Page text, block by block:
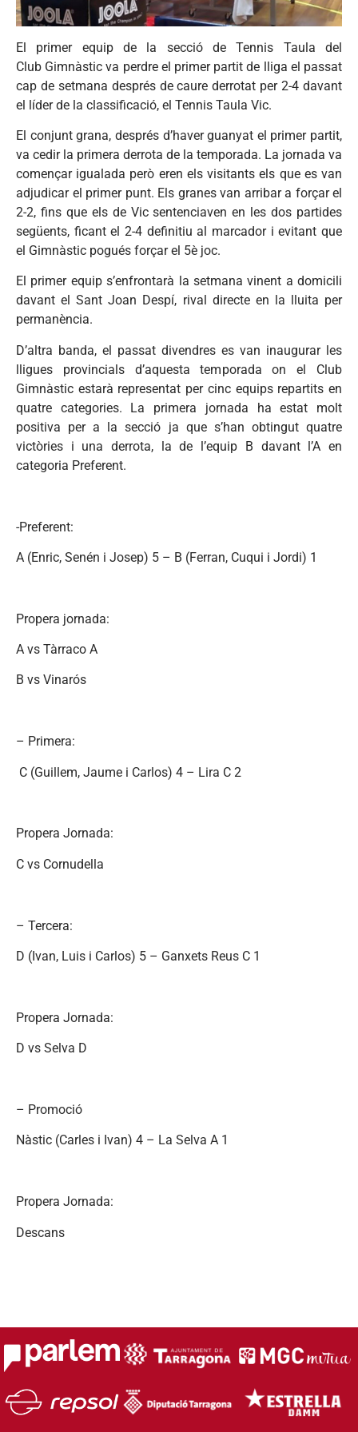
El primer equip de la secció de Tennis Taula del
Club Gimnàstic va perdre el primer partit de lliga el passat
cap de setmana després de caure derrotat per 2-4 davant
el líder de la classificació, el Tennis Taula Vic.
El conjunt grana, després d’haver guanyat el primer partit,
va cedir la primera derrota de la temporada. La jornada va
començar igualada però eren els visitants els que es van
adjudicar el primer punt. Els granes van arribar a forçar el
2-2, fins que els de Vic sentenciaven en les dos partides
següents, ficant el 2-4 definitiu al marcador i evitant que
el Gimnàstic pogués forçar el 5è joc.
El primer equip s’enfrontarà la setmana vinent a domicili
davant el Sant Joan Despí, rival directe en la lluita per
permanència.
D’altra banda, el passat divendres es van inaugurar les
lligues provincials d’aquesta temporada on el Club
Gimnàstic estarà representat per cinc equips repartits en
quatre categories. La primera jornada ha estat molt
positiva per a la secció ja que s’han obtingut quatre
victòries i una derrota, la de l’equip B davant l’A en
categoria Preferent.
-Preferent:
A (Enric, Senén i Josep) 5 – B (Ferran, Cuqui i Jordi) 1
Propera jornada:
A vs Tàrraco A
B vs Vinarós
– Primera:
C (Guillem, Jaume i Carlos) 4 – Lira C 2
Propera Jornada:
C vs Cornudella
– Tercera:
D (Ivan, Luis i Carlos) 5 – Ganxets Reus C 1
Propera Jornada:
D vs Selva D
– Promoció
Nàstic (Carles i Ivan) 4 – La Selva A 1
Propera Jornada:
Descans